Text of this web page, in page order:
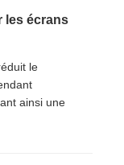
les écrans
le
ainsi une